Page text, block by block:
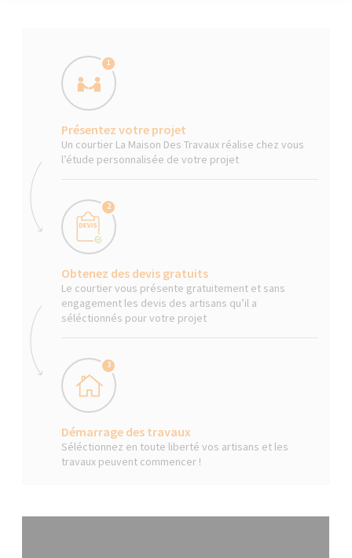
1
Présentez votre projet
Un courtier La Maison Des Travaux réalise chez vous
l’étude personnalisée de votre projet
2
Obtenez des devis gratuits
Le courtier vous présente gratuitement et sans
engagement les devis des artisans qu’il a
séléctionnés pour votre projet
3
Démarrage des travaux
Séléctionnez en toute liberté vos artisans et les
travaux peuvent commencer !